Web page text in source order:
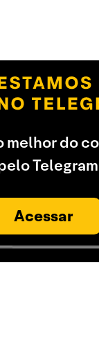
melhor do
Acessar